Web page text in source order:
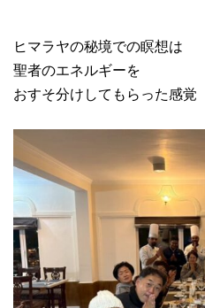
ヒマラヤの秘境での瞑想は
聖者のエネルギーを
おすそ分けしてもらった感覚